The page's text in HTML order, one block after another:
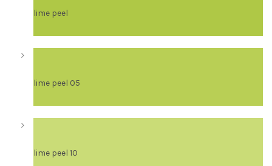
lime peel
lime peel 05
lime peel 10